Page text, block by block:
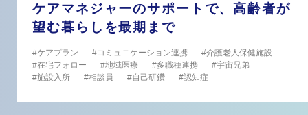
ケアマネジャーのサポートで、高齢者が
望む暮らしを最期まで
ケアプラン コミュニケーション連携
介護老人保健施設
在宅フォロー
地域医療 多職種連携
宇宙兄弟
施設入所
相談員 自己研鑽 認知症